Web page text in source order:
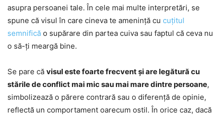
asupra persoanei tale. În cele mai multe interpretări, se
spune că visul în care cineva te amenință cu cuțitul
semnifică o supărare din partea cuiva sau faptul că ceva nu
o să-ți meargă bine.
Se pare că visul este foarte frecvent și are legătură cu
stările de conflict mai mic sau mai mare dintre persoane,
simbolizează o părere contrară sau o diferență de opinie,
reflectă un comportament oarecum ostil. În orice caz, dacă